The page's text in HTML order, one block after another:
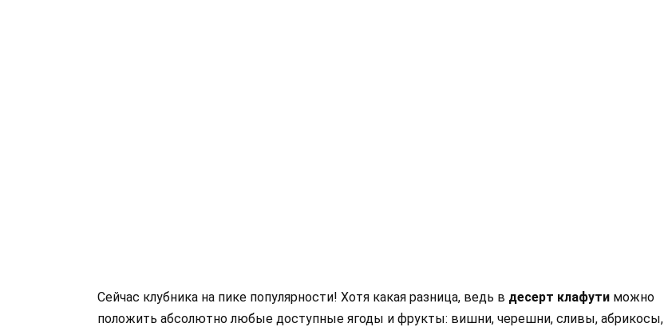
Сейчас клубника на пике популярности! Хотя какая разница, ведь в десерт клафути можно
положить абсолютно любые доступные ягоды и фрукты: вишни, черешни, сливы, абрикосы,